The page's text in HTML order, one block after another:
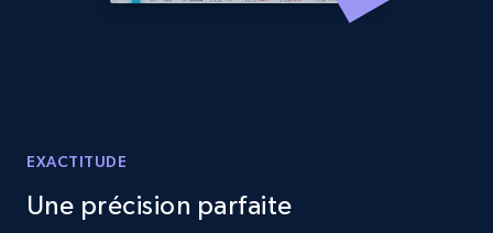
EXACTITUDE
Une précision parfaite